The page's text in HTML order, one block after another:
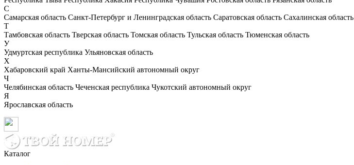
С
Самарская область Санкт-Петербург и Ленинградская область Саратовская область Сахалинская область
Т
Тамбовская область Тверская область Томская область Тульская область Тюменская область
У
Удмуртская республика Ульяновская область
Х
Хабаровский край Ханты-Мансийский автономный округ
Ч
Челябинская область Чеченская республика Чукотский автономный округ
Я
Ярославская область
Каталог